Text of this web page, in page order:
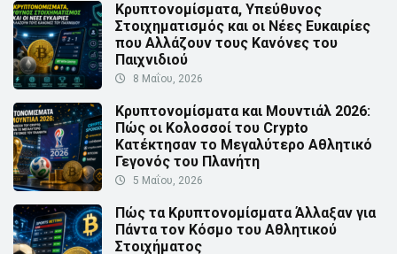
Κρυπτονομίσματα, Υπεύθυνος
Στοιχηματισμός και οι Νέες Ευκαιρίες
που Αλλάζουν τους Κανόνες του
Παιχνιδιού
8 Μαΐου, 2026
Κρυπτονομίσματα και Μουντιάλ 2026:
Πώς οι Κολοσσοί του Crypto
Κατέκτησαν το Μεγαλύτερο Αθλητικό
Γεγονός του Πλανήτη
5 Μαΐου, 2026
Πώς τα Κρυπτονομίσματα Άλλαξαν για
Πάντα τον Κόσμο του Αθλητικού
Στοιχήματος